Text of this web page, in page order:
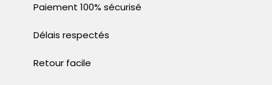
Paiement 100% sécurisé
Délais respectés
Retour facile